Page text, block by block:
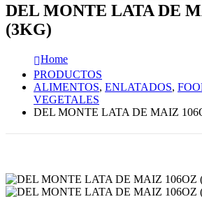
DEL MONTE LATA DE
(3KG)
Home
PRODUCTOS
ALIMENTOS, ENLATADOS,
VEGETALES
DEL MONTE LATA DE MAIZ